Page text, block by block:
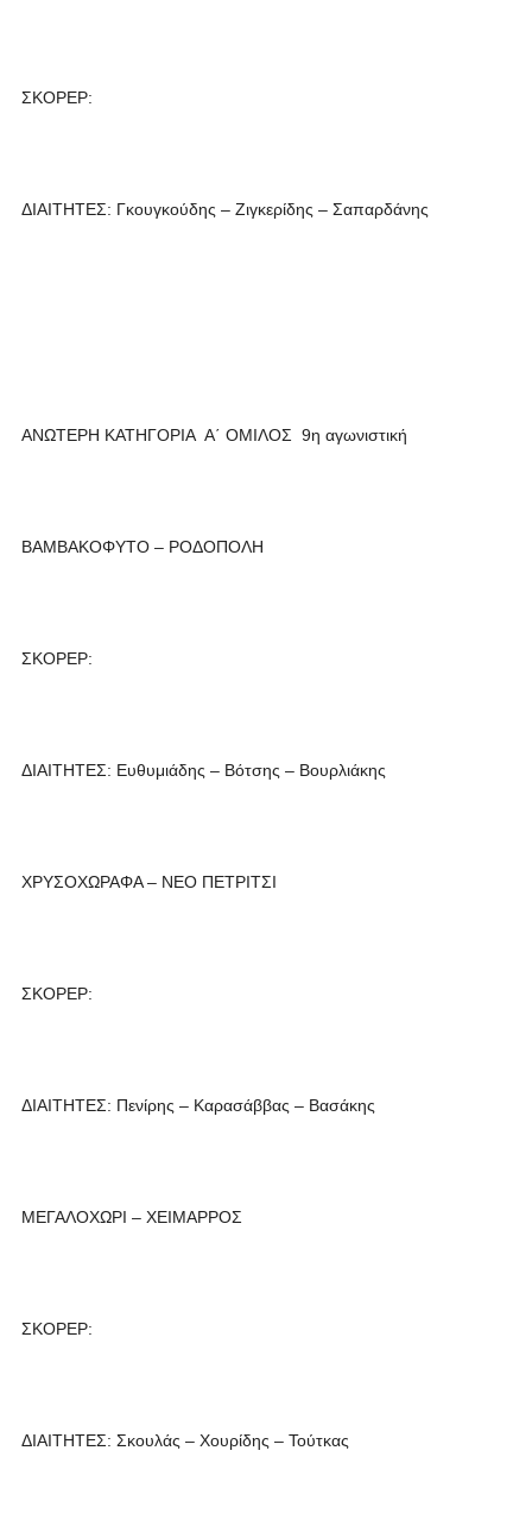
ΣΚΟΡΕΡ:
ΔΙΑΙΤΗΤΕΣ: Γκουγκούδης – Ζιγκερίδης – Σαπαρδάνης
ΑΝΩΤΕΡΗ ΚΑΤΗΓΟΡΙΑ Α΄ ΟΜΙΛΟΣ 9η αγωνιστική
ΒΑΜΒΑΚΟΦΥΤΟ – ΡΟΔΟΠΟΛΗ
ΣΚΟΡΕΡ:
ΔΙΑΙΤΗΤΕΣ: Ευθυμιάδης – Βότσης – Βουρλιάκης
ΧΡΥΣΟΧΩΡΑΦΑ – ΝΕΟ ΠΕΤΡΙΤΣΙ
ΣΚΟΡΕΡ:
ΔΙΑΙΤΗΤΕΣ: Πενίρης – Καρασάββας – Βασάκης
ΜΕΓΑΛΟΧΩΡΙ – ΧΕΙΜΑΡΡΟΣ
ΣΚΟΡΕΡ:
ΔΙΑΙΤΗΤΕΣ: Σκουλάς – Χουρίδης – Τούτκας